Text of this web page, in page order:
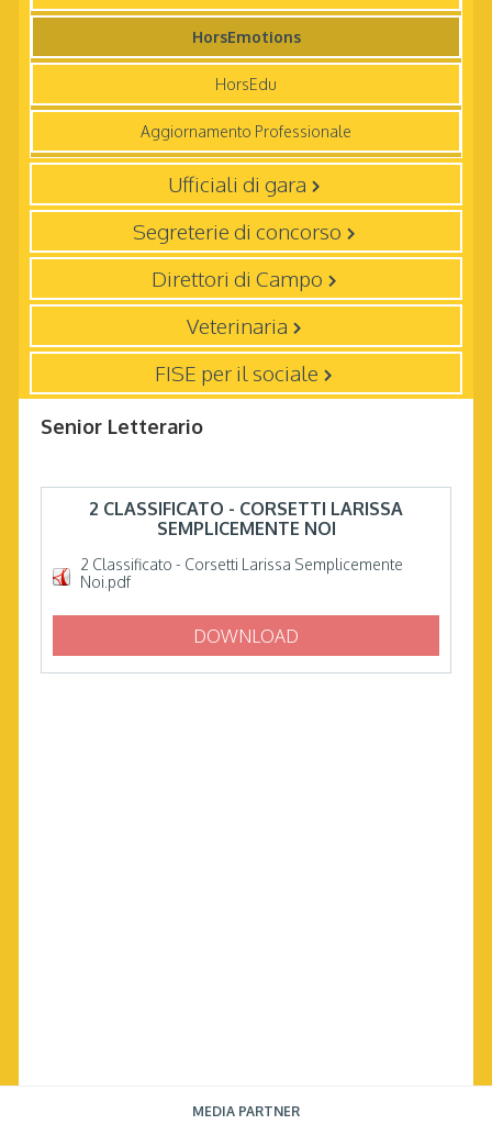
HorsEmotions
HorsEdu
Aggiornamento Professionale
Ufficiali di gara
Segreterie di concorso
Direttori di Campo
Veterinaria
FISE per il sociale
Senior Letterario
2 CLASSIFICATO - CORSETTI LARISSA
SEMPLICEMENTE NOI
2 Classificato - Corsetti Larissa Semplicemente
Noi.pdf
DOWNLOAD
MEDIA PARTNER